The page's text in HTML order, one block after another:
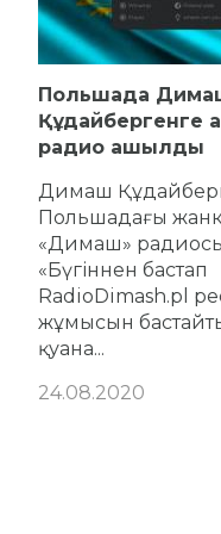
Польшада
Құдайбергенге
радио ашылды
Димаш
Польшадағы
«Димаш»
«Бүгіннен бастап
RadioDimash.pl
жұмысын
қуана...
24.08.2020